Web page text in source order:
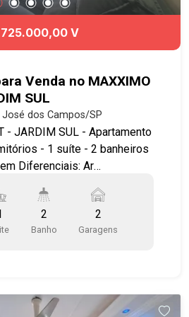
725.000,00 V
Venda no MAXXIMO
SUL
dos Campos/SP
SUL - Apartamento
1 suíte - 2 banheiros
Ar
de vidro até o teto, banheiro
com sacada
planejada com
25m² - Piscina Infantil -
2
Banho
2
Garagens